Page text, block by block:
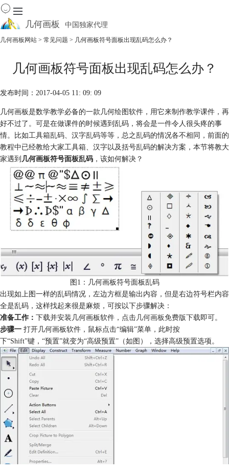
几何画板 中国独家代理
产品
资源中心
软件商城
几何画板网站 > 常见问题 > 几何画板符号面板出现乱码怎么办？
几何画板符号面板出现乱码怎么办？
发布时间：2017-04-05 11: 09: 09
几何画板是数学教学必备的一款几何绘图软件，用它来制作教学课件，再
好不过了。可是在做课件的时候遇到乱码，将会是一件令人很头疼的事
情。比如工具箱乱码、汉字乱码等等，总之乱码的情况各不相同，前面的
教程中已经教给大家工具箱、汉字以及括号乱码的解决方案，本节将教大
家遇到 几何画板符号面板乱码 ，该如何解决？
图1：几何画板符号面板乱码
出现如上图一样的乱码情况，左边方框是输出内容，但是右边符号栏内容
全是乱码，这样找起来很是麻烦，可按以下步骤解决：
准备工作： 下载并安装几何画板软件，点击几何画板免费版下载即可。
步骤一 打开几何画板软件，鼠标点击“编辑”菜单，此时按
下“Shift”键，“预置”就变为“高级预置”（如图），选择高级预置选项。